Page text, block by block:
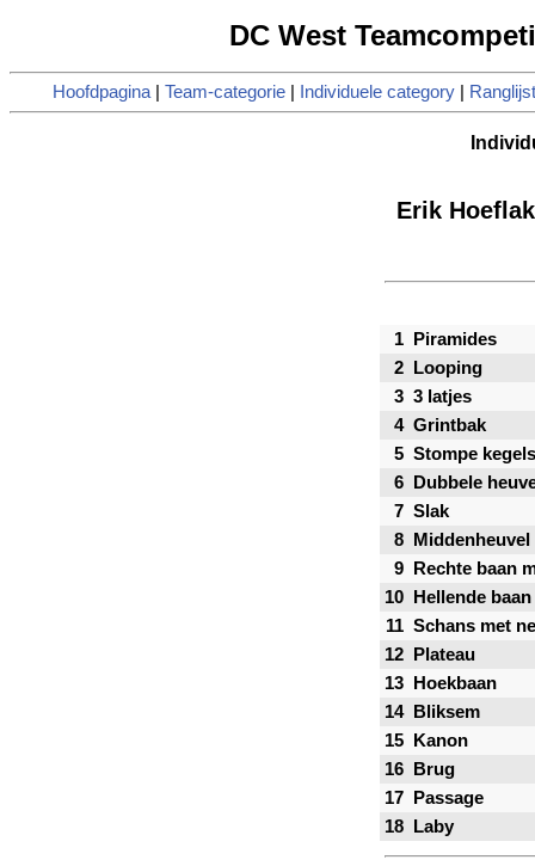
DC West
Hoofdpagina| Team-categorie Individuele category Ranglijst
Erik
1
Piramides
2
Looping
3 3 latjes
4 Grintbak
5 Stompe kegels
6
Dubbele
7 Slak
8
Middenheuvel
9
Rechte baan
10
Hellende
11 Schans met
12
Plateau
13
Hoekbaan
14
Bliksem
15
Kanon
16
Brug
17
Passage
18
Laby